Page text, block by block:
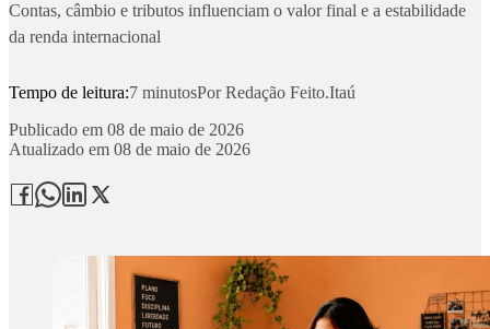
Contas, câmbio e tributos influenciam o valor final e a estabilidade
da renda internacional
Tempo de leitura:7 minutosPorRedação Feito.Itaú
Publicado em 08 de maio de 2026
Atualizado em 08 de maio de 2026